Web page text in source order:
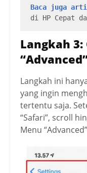
Baca juga
di HP Cepat
Langkah 3:
Langkah ini
yang ingin
tertentu saja.
“Safari”, scroll
Menu